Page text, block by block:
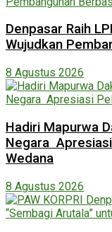
Denpasar Raih
Wujudkan
8 Agustus 2026
Hadiri Mapurwa
Negara
Wedana
8 Agustus 2026